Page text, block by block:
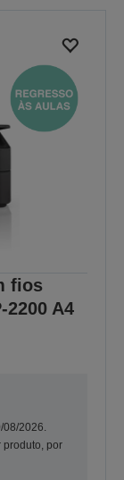
fios
A4
2026.
produto, por